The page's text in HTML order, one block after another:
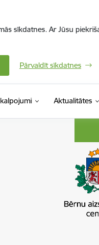
sīkdatnes. Ar Jūsu
Pārvaldīt sīkdatnes
Aktualitātes